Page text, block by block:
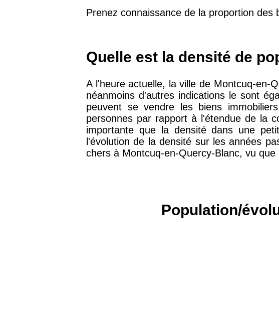
75017 -
Paris 17ème
arrondissement
11 454 €
75016 -Paris 16ème
arrondissement
12 145 €
83000 -Toulon 3 018 €
Prenez connaissance de la proportion
Quelle est la densité de
A l'heure actuelle, la ville de Montcuq-en-
néanmoins d'autres indications le sont
peuvent se vendre les biens
personnes par rapport à l'étendue de la
importante que la densité dans une
l'évolution de la densité sur les années
chers à Montcuq-en-Quercy-Blanc, vu
Population/